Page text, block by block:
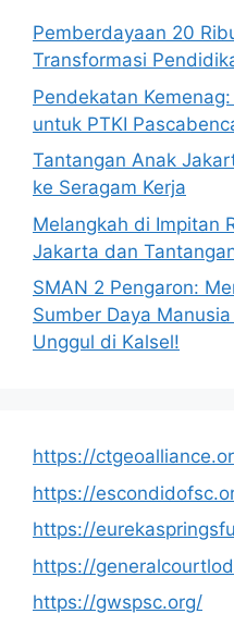
Pemberdayaan 20
Transformasi
Pendekatan
untuk PTKI
Tantangan Anak
ke Seragam Kerja
Melangkah di Impitan
Jakarta dan
SMAN 2 Pengaron:
Sumber Daya
Unggul di Kalsel!
https://
https://
https://
https://
https://gwspsc.org/